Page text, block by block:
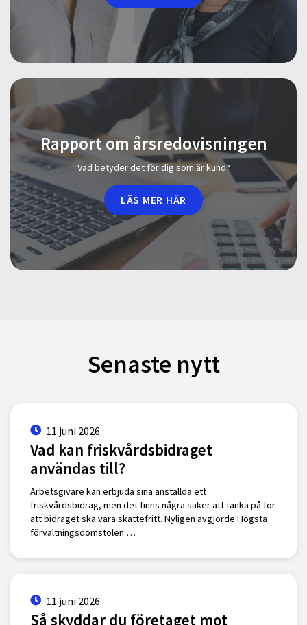
Rapport om årsredovisningen
Vad betyder det för dig som är kund?
LÄS MER HÄR
Senaste nytt
11 juni 2026
Vad kan friskvårdsbidraget
användas till?
Arbetsgivare kan erbjuda sina anställda ett
friskvårdsbidrag, men det finns några saker att tänka på för
att bidraget ska vara skattefritt. Nyligen avgjorde Högsta
förvaltningsdomstolen …
11 juni 2026
Så skyddar du företaget mot